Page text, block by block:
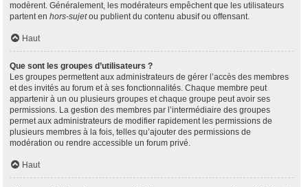
modèrent. Généralement, les modérateurs empêchent que les utilisateurs
partent en hors-sujetou publient du contenu abusif ou offensant.
Haut
Que sont les groupes d’utilisateurs ?
Les groupes permettent aux administrateurs de gérer l’accès des membres
et des invités au forum et à ses fonctionnalités. Chaque membre peut
appartenir à un ou plusieurs groupes et chaque groupe peut avoir ses
permissions. La gestion des membres par l’intermédiaire des groupes
permet aux administrateurs de modifier rapidement les permissions de
plusieurs membres à la fois, telles qu’ajouter des permissions de
modération ou rendre accessible un forum privé.
Haut